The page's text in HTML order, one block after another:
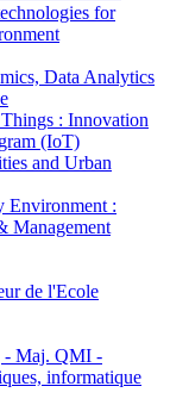
for
Data Analytics
: Innovation
(IoT)
and Urban
Environment :
Management
de l'Ecole
Maj. QMI -
informatique